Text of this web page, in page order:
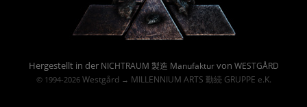
Hergestellt in der NICHTRAUM 製造 Manufakturvon WESTGÅRD
© 1994-2026 Westgård→ MILLENNIUM ARTS 勤続 GRUPPE e.K.
Powered By :